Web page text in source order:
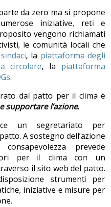
da zero ma si propone
iniziative, reti e
vengono richiamati
le comunità locali che
, la piattaforma degli
circolare, la piattaforma
.
dal patto per il clima è
supportare l’azione.
un segretariato per
A sostegno dell’azione
prevede
per il clima con un
il sito web del patto.
strumenti per
iniziative e misure per